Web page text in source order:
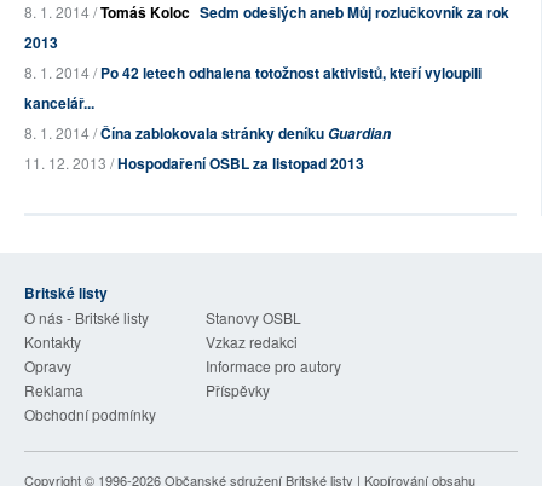
8. 1. 2014 /Tomáš Koloc Sedm odešlých aneb Můj rozlučkovník za rok
2013
8. 1. 2014 /Po 42 letech odhalena totožnost aktivistů, kteří vyloupili
kancelář...
8. 1. 2014 /Čína zablokovala stránky deníkuGuardian
11. 12. 2013 /Hospodaření OSBL za listopad 2013
Britské listy
O nás - Britské listy
Stanovy OSBL
Kontakty
Vzkaz redakci
Opravy
Informace pro autory
Reklama
Příspěvky
Obchodní podmínky
Copyright © 1996-2026Občanské sdružení Britské listy | Kopírování obsahu